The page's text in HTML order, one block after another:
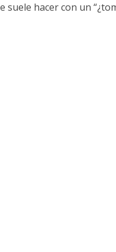
hacer con un